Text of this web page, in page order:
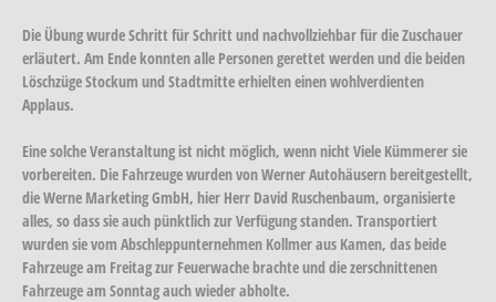
Die Übung wurde Schritt für Schritt und nachvollziehbar für die Zuschauer
erläutert. Am Ende konnten alle Personen gerettet werden und die beiden
Löschzüge Stockum und Stadtmitte erhielten einen wohlverdienten
Applaus.
Eine solche Veranstaltung ist nicht möglich, wenn nicht Viele Kümmerer sie
vorbereiten. Die Fahrzeuge wurden von Werner Autohäusern bereitgestellt,
die Werne Marketing GmbH, hier Herr David Ruschenbaum, organisierte
alles, so dass sie auch pünktlich zur Verfügung standen. Transportiert
wurden sie vom Abschleppunternehmen Kollmer aus Kamen, das beide
Fahrzeuge am Freitag zur Feuerwache brachte und die zerschnittenen
Fahrzeuge am Sonntag auch wieder abholte.